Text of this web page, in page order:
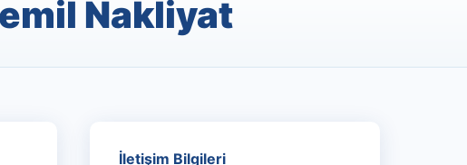
Nakliyat
İletişim Bilgileri